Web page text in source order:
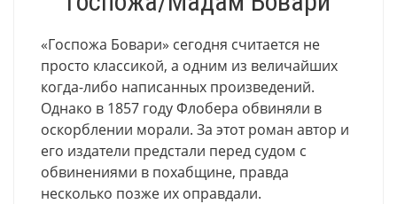
«Госпожа Бовари» сегодня считается не
просто классикой, а одним из величайших
когда-либо написанных произведений.
Однако в 1857 году Флобера обвиняли в
оскорблении морали. За этот роман автор и
его издатели предстали перед судом с
обвинениями в похабщине, правда
несколько позже их оправдали.